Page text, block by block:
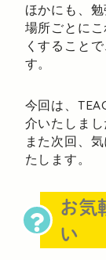
ほかにも、
場所ごとに
くすること
す。
今回は、
介いたしまし
また次回、
たします。
お気
い